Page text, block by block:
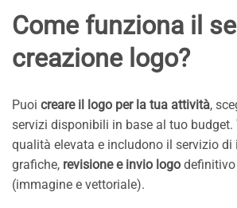
Come funziona il
creazione logo?
Puoi creare il logo per la tua attività,
servizi disponibili in base al tuo
qualità elevata e includono il servizio di
grafiche, revisione e invio logo
(immagine e vettoriale).